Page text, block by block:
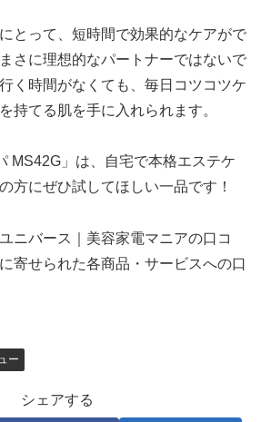
とって、短時間で効果的なケアがで
さに理想的なパートナーではないで
く時間がなくても、毎日コツコツケ
持てる肌を手に入れられます。
MS42G」は、自宅で本格エステケ
方にぜひ試してほしい一品です！
ニバース｜美容家電マニアの口コ
寄せられた各商品・サービスへの口
ー
シェアする